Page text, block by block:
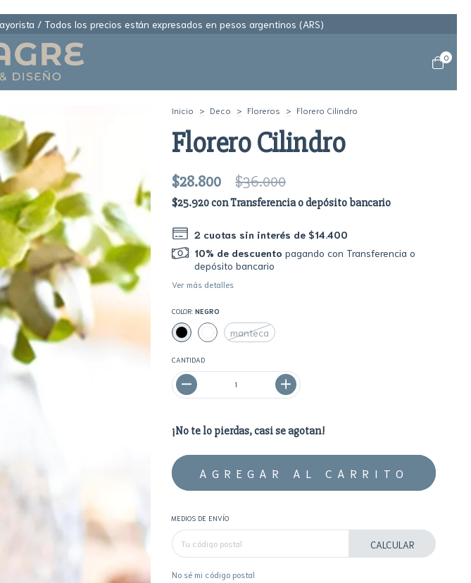
/ Todos los precios están expresados en pesos argentinos (ARS)
0
Inicio > Deco > Floreros > Florero Cilindro
Florero Cilindro
$28.800 $36.000
$25.920conTransferencia o depósito bancario
2 cuotas sin interés de $14.400
10% de descuento pagando con Transferencia o
depósito bancario
Ver más detalles
COLOR:NEGRO
manteca
CANTIDAD
¡No te lo pierdas, casi se agotan!
MEDIOS DE ENVÍO
CALCULAR
No sé mi código postal